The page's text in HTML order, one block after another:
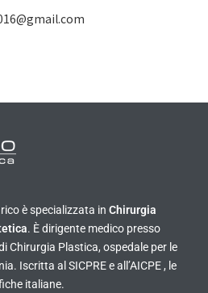
è specializzata in Chirurgia
. È dirigente medico presso
Chirurgia Plastica, ospedale per le
Iscritta al SICPRE e all’AICPE , le
italiane.